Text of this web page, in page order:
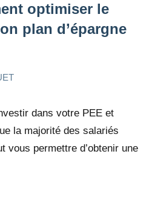
optimiser le
plan d’épargne
dans votre PEE et
la majorité des salariés
vous permettre d’obtenir une